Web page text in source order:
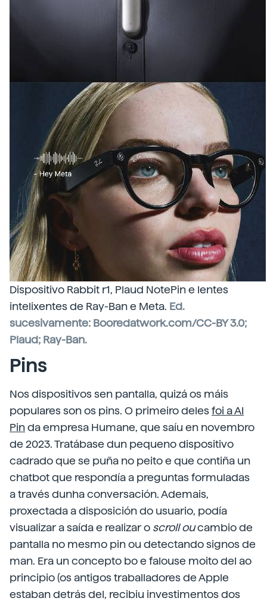
Dispositivo Rabbit r1, Plaud NotePin e lentes
intelixentes de Ray-Ban e Meta. Ed.
sucesivamente: Booredatwork.com/CC-BY 3.0;
Plaud; Ray-Ban.
Pins
Nos dispositivos sen pantalla, quizá os máis
populares son os pins. O primeiro delesfoi a AI
Pinda empresa Humane, que saíu en novembro
de 2023. Tratábase dun pequeno dispositivo
cadrado que se puña no peito e que contiña un
chatbot que respondía a preguntas formuladas
a través dunha conversación. Ademais,
proxectada a disposición do usuario, podía
visualizar a saída e realizar o scroll oucambio de
pantalla no mesmo pin ou detectando signos de
man. Era un concepto bo e falouse moito del ao
principio (os antigos traballadores de Apple
estaban detrás del, recibiu investimentos dos